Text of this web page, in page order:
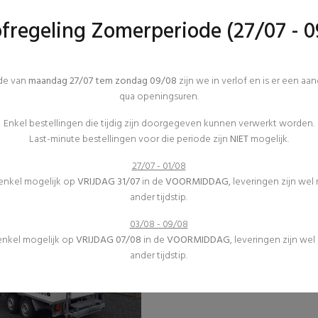
(0)
Flessenfrigo
(0)
Frigo
Zomerperiode (27/07 -
van maandag 27/07 tem zondag 09/08 zijn we in verlof en is er een
qua openingsuren.
Enkel bestellingen die tijdig zijn doorgegeven kunnen verwerkt worden.
Last-minute bestellingen voor die periode zijn NIETmogelijk.
27/07 - 01/08
mogelijk opVRIJDAG 31/07in deVOORMIDDAG, leveringen zijn
ander tijdstip.
03/08 - 09/08
mogelijk opVRIJDAG 07/08 in deVOORMIDDAG, leveringen zijn
ander tijdstip.